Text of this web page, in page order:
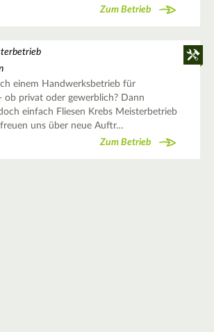
Zum Betrieb
einem Handwerksbetrieb für
ob privat oder gewerblich? Dann
einfach Fliesen Krebs Meisterbetrieb
uns über neue Auftr…
Zum Betrieb